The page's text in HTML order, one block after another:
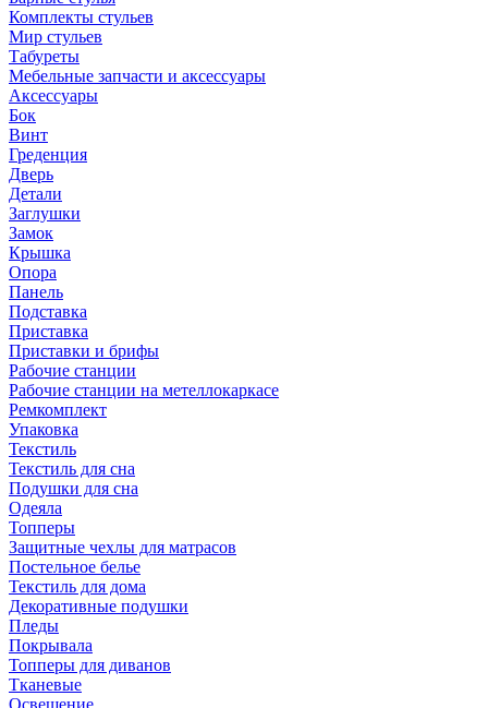
Комплекты стульев
Мир стульев
Табуреты
Мебельные запчасти и аксессуары
Аксессуары
Бок
Винт
Греденция
Дверь
Детали
Заглушки
Замок
Крышка
Опора
Панель
Подставка
Приставка
Приставки и брифы
Рабочие станции
Рабочие станции на метеллокаркасе
Ремкомплект
Упаковка
Текстиль
Текстиль для сна
Подушки для сна
Одеяла
Топперы
Защитные чехлы для матрасов
Постельное белье
Текстиль для дома
Декоративные подушки
Пледы
Покрывала
Топперы для диванов
Тканевые
Освещение